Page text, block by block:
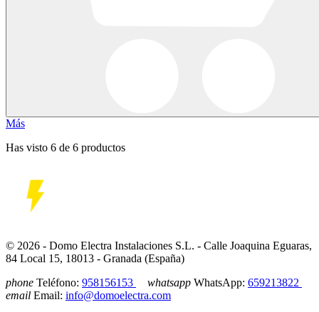
Más
Has visto 6 de 6 productos
© 2026 - Domo Electra Instalaciones S.L. - Calle Joaquina Eguaras,
84 Local 15, 18013 - Granada (España)
phone Teléfono: 958156153 whatsapp WhatsApp: 659213822
email Email: info@domoelectra.com